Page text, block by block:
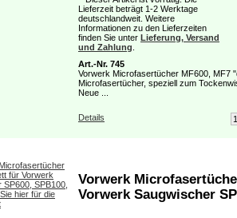
Lieferzeit beträgt 1-2 Werktage
deutschlandweit. Weitere
Informationen zu den Lieferzeiten
finden Sie unter Lieferung, Versand
und Zahlung
Art.-Nr. 745
Vorwerk Microfasertücher MF600, MF7
Microfasertücher, speziell zum
Neue ...
Details
Vorwerk
Vorwerk Saugwischer